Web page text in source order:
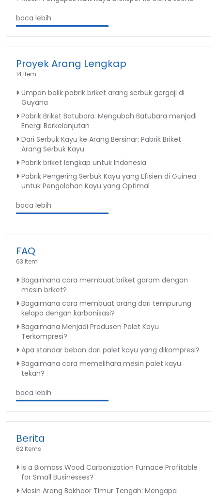
baca lebih
Proyek Arang Lengkap
14 Item
Umpan balik pabrik briket arang serbuk gergaji di
Guyana
Pabrik Briket Batubara: Mengubah Batubara menjadi
Energi Berkelanjutan
Dari Serbuk Kayu ke Arang Bersinar: Pabrik Briket
Arang Serbuk Kayu
Pabrik briket lengkap untuk Indonesia
Pabrik Pengering Serbuk Kayu yang Efisien di Guinea
untuk Pengolahan Kayu yang Optimal
baca lebih
FAQ
63 Item
Bagaimana cara membuat briket garam dengan
mesin briket?
Bagaimana cara membuat arang dari tempurung
kelapa dengan karbonisasi?
Bagaimana Menjadi Produsen Palet Kayu
Terkompresi?
Apa standar beban dari palet kayu yang dikompresi?
Bagaimana cara memelihara mesin palet kayu
tekan?
baca lebih
Berita
62 Items
Is a Biomass Wood Carbonization Furnace Profitable
for Small Businesses?
Mesin Arang Bakhoor Timur Tengah: Mengapa